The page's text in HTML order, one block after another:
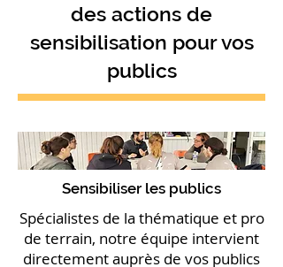
des actions de
sensibilisation pour vos
publics
Sensibiliser les publics
Spécialistes de la thématique et pro
de terrain, notre équipe intervient
directement auprès de vos publics